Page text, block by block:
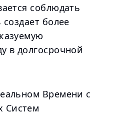
соблюдать
более
в долгосрочной
Времени с